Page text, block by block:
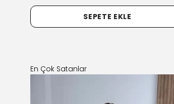
SEPETE EKLE
En Çok Satanlar